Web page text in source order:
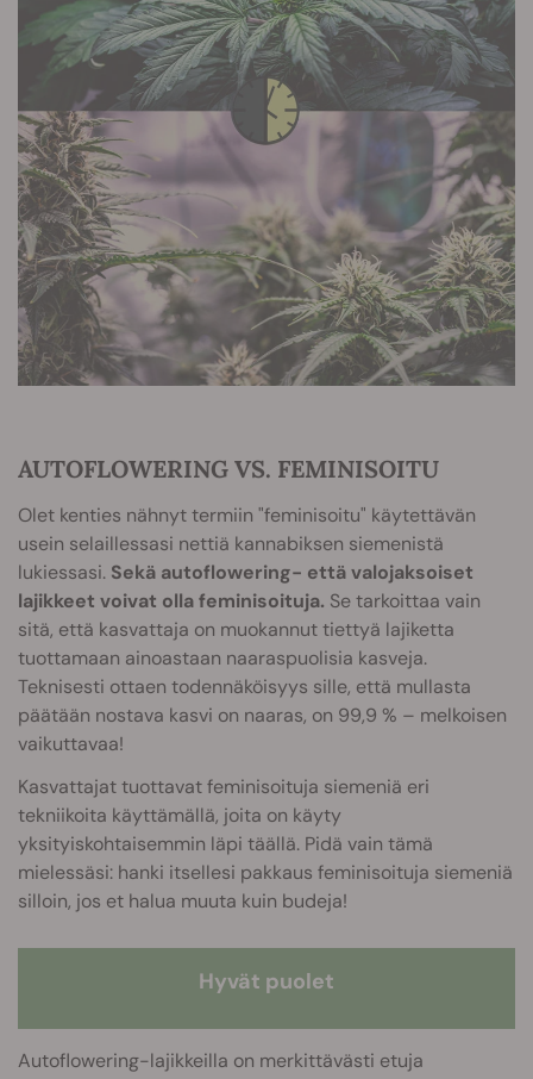
AUTOFLOWERING VS. FEMINISOITU
Olet kenties nähnyt termiin "feminisoitu" käytettävän
usein selaillessasi nettiä kannabiksen siemenistä
lukiessasi. Sekä autoflowering- että valojaksoiset
lajikkeet voivat olla feminisoituja. Se tarkoittaa vain
sitä, että kasvattaja on muokannut tiettyä lajiketta
tuottamaan ainoastaan naaraspuolisia kasveja.
Teknisesti ottaen todennäköisyys sille, että mullasta
päätään nostava kasvi on naaras, on 99,9 % – melkoisen
vaikuttavaa!
Kasvattajat tuottavat feminisoituja siemeniä eri
tekniikoita käyttämällä, joita on käyty
yksityiskohtaisemmin läpi täällä. Pidä vain tämä
mielessäsi: hanki itsellesi pakkaus feminisoituja siemeniä
silloin, jos et halua muuta kuin budeja!
Hyvät puolet
Autoflowering-lajikkeilla on merkittävästi etuja